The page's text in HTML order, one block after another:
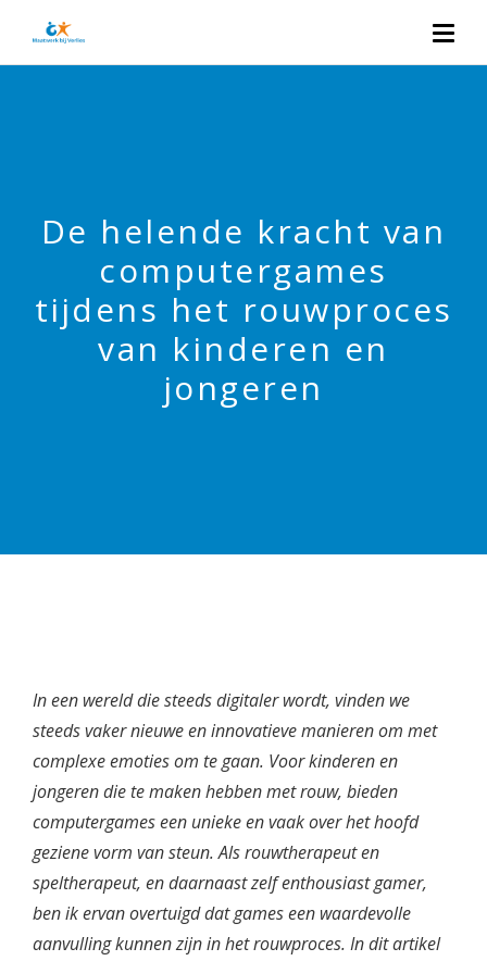
De helende kracht van
computergames
tijdens het rouwproces
van kinderen en
jongeren
In een wereld die steeds digitaler wordt, vinden we
steeds vaker nieuwe en innovatieve manieren om met
complexe emoties om te gaan. Voor kinderen en
jongeren die te maken hebben met rouw, bieden
computergames een unieke en vaak over het hoofd
geziene vorm van steun. Als rouwtherapeut en
speltherapeut, en daarnaast zelf enthousiast gamer,
ben ik ervan overtuigd dat games een waardevolle
aanvulling kunnen zijn in het rouwproces. In dit artikel